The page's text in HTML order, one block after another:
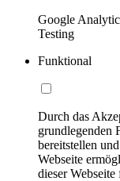
Google
Testing
Funktional
Durch das
grundlegenden
bereitstellen
Webseite
dieser